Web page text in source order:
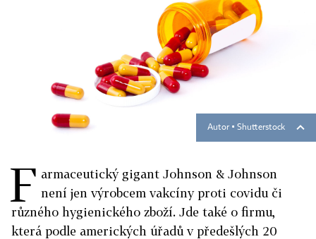
Autor ▪ Shutterstock
F armaceutický gigant Johnson & Johnson
není jen výrobcem vakcíny proti covidu či
různého hygienického zboží. Jde také o firmu,
která podle amerických úřadů v předešlých 20